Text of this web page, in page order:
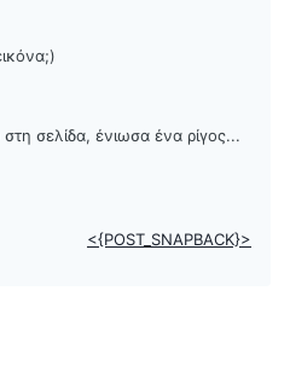
σελίδα, ένιωσα ένα ρίγος...
<{POST_SNAPBACK}>